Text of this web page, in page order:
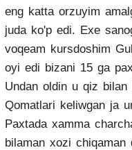
eng katta orzuyim
juda ko'p edi. Exe
voqeam kursdoshim
oyi edi bizani 15 ga
Undan oldin u qiz
Qomatlari keliwgan ja
Paxtada xamma
bilaman xozi